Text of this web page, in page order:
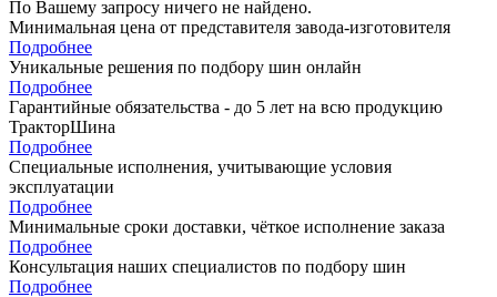
По Вашему запросу ничего не найдено.
Минимальная цена от представителя завода-изготовителя
Подробнее
Уникальные решения по подбору шин онлайн
Подробнее
Гарантийные обязательства - до 5 лет на всю продукцию
ТракторШина
Подробнее
Специальные исполнения, учитывающие условия
эксплуатации
Подробнее
Минимальные сроки доставки, чёткое исполнение заказа
Подробнее
Консультация наших специалистов по подбору шин
Подробнее